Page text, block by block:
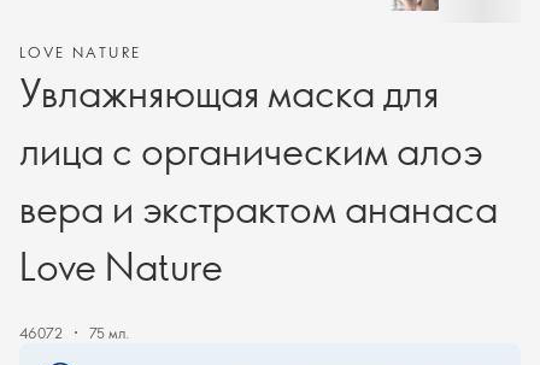
LOVE NATURE
Увлажняющая маска для
лица с органическим алоэ
вера и экстрактом ананаса
Love Nature
46072 75 мл.